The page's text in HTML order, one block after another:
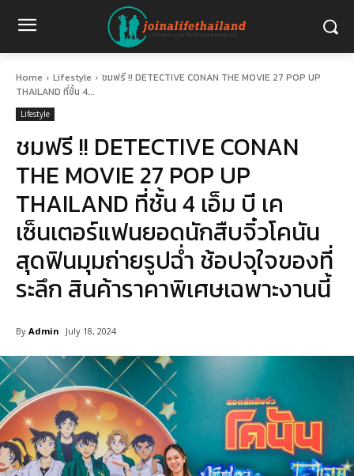
Home Lifestyle
ชมฟรี !! DETECTIVE CONAN THE MOVIE 27 POP UP
THAILAND ที่ชั้น 4...
Lifestyle
ชมฟรี !! DETECTIVE CONAN
THE MOVIE 27 POP UP
THAILAND ที่ชั้น 4 เอ็ม บี เค
เซ็นเตอร์แฟนยอดนักสืบจิ๋วโคนัน
สุดฟินมุมถ่ายรูปฉ่ำ ช้อปจุใจของที่
ระลึก สินค้าราคาพิเศษเฉพาะงานนี้
By Admin July 18, 2024